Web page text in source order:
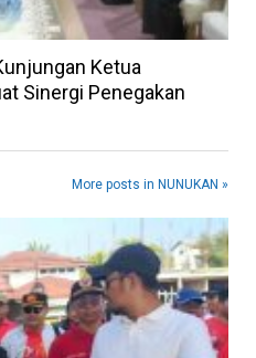
Ketua
Sinergi Penegakan
More posts in NUNUKAN »